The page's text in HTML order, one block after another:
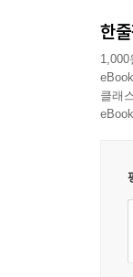
한
클래